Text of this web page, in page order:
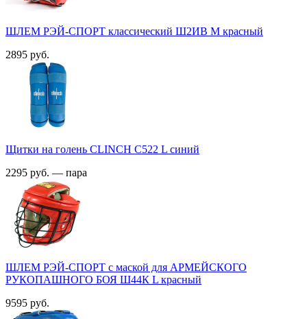
ШЛЕМ РЭЙ-СПОРТ классический Ш2ИВ М красный
2895 руб.
Щитки на голень CLINCH С522 L синий
2295 руб. — пара
ШЛЕМ РЭЙ-СПОРТ с маской для АРМЕЙСКОГО
РУКОПАШНОГО БОЯ Ш44К L красный
9595 руб.